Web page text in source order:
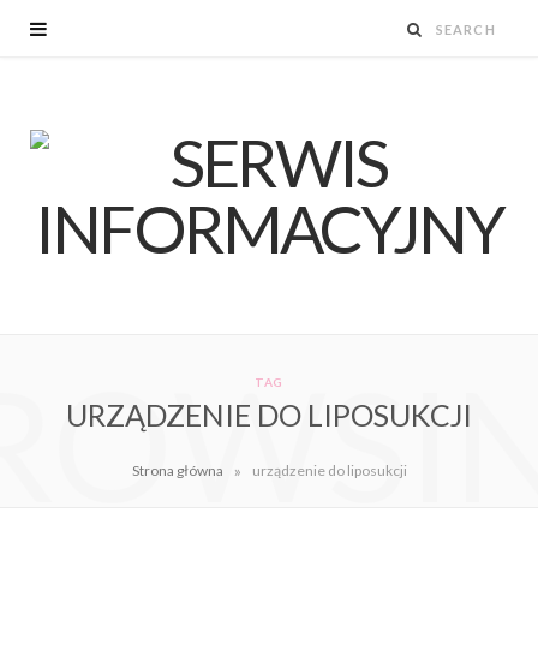
TAG
URZĄDZENIE DO LIPOSUKCJI
Strona główna » urządzenie do liposukcji